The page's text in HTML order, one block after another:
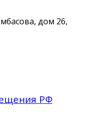
дом 26,
РФ